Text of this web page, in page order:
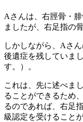
Aさんは、右脛骨・
ましたが、右足指の
しかしながら、Aさ
後遺症を残していま
す。）。
これは、先に述べま
ることができるため
るのであれば、右足
級認定を受けること